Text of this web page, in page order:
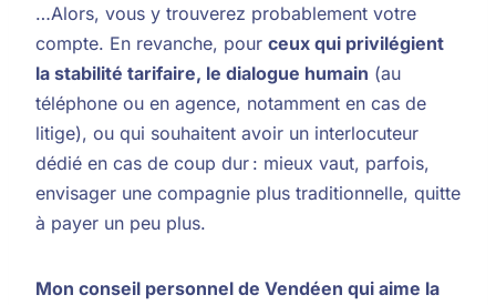
…Alors, vous y trouverez probablement votre
compte. En revanche, pour ceux qui privilégient
la stabilité tarifaire, le dialogue humain (au
téléphone ou en agence, notamment en cas de
litige), ou qui souhaitent avoir un interlocuteur
dédié en cas de coup dur : mieux vaut, parfois,
envisager une compagnie plus traditionnelle, quitte
à payer un peu plus.
Mon conseil personnel de Vendéen qui aime la